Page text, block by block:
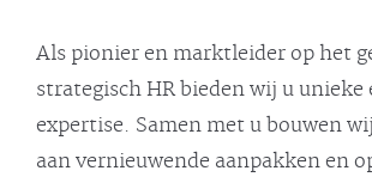
Als pionier en marktleider op het
strategisch HR bieden wij u unieke
expertise. Samen met u bouwen
aan vernieuwende aanpakken en